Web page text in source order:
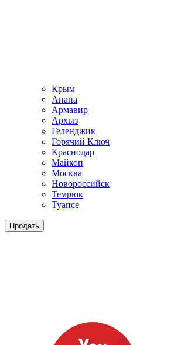
Крым
Анапа
Армавир
Архыз
Геленджик
Горячий Ключ
Краснодар
Майкоп
Москва
Новороссийск
Темрюк
Туапсе
Продать